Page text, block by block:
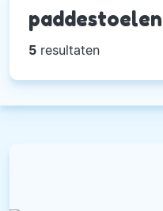
paddestoelen
5 resultaten